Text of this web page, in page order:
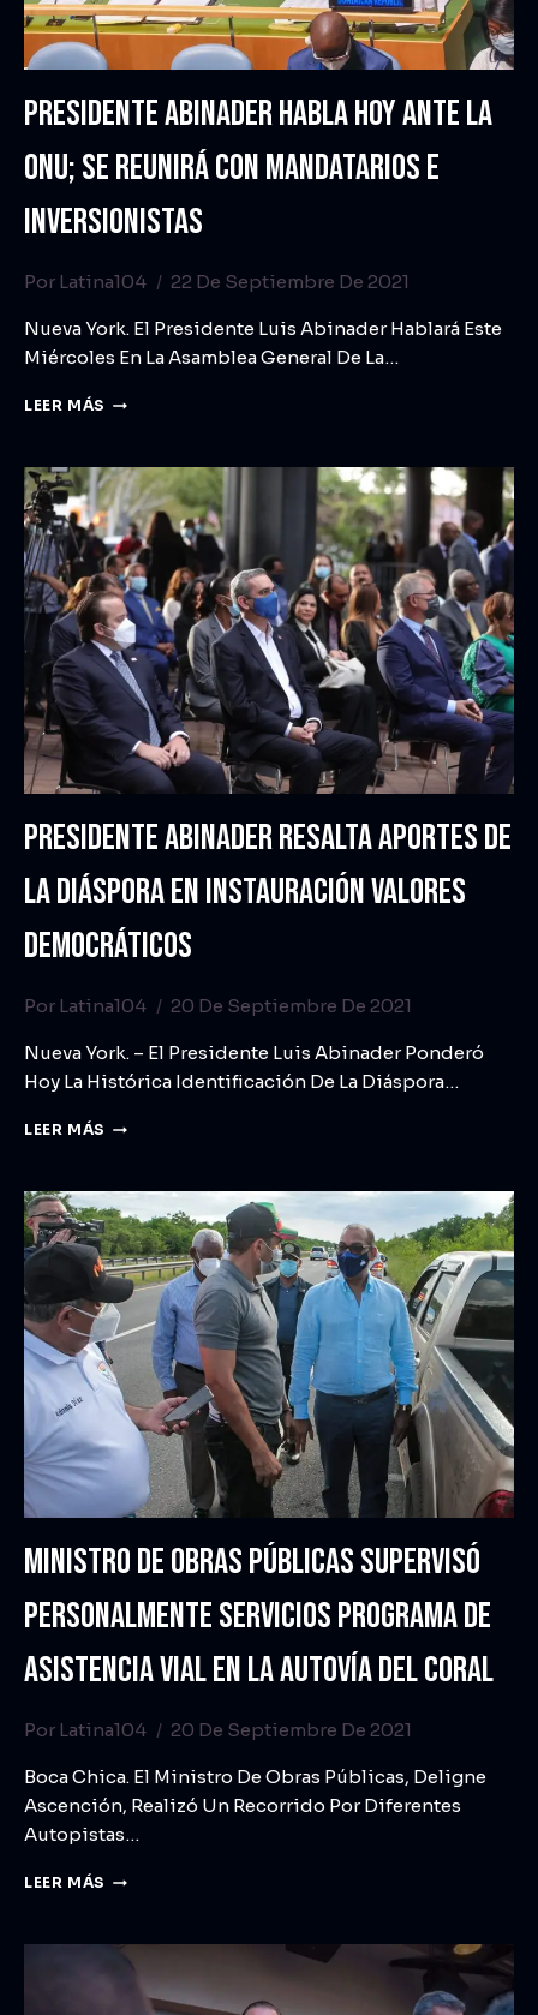
PRESIDENTE ABINADER HABLA HOY ANTE LA
ONU; SE REUNIRÁ CON MANDATARIOS E
INVERSIONISTAS
Por Latina104 22 De Septiembre De 2021
Nueva York. El Presidente Luis Abinader Hablará Este
Miércoles En La Asamblea General De La…
LEER MÁS
PRESIDENTE ABINADER RESALTA APORTES DE
LA DIÁSPORA EN INSTAURACIÓN VALORES
DEMOCRÁTICOS
Por Latina104 20 De Septiembre De 2021
Nueva York. – El Presidente Luis Abinader Ponderó
Hoy La Histórica Identificación De La Diáspora…
LEER MÁS
MINISTRO DE OBRAS PÚBLICAS SUPERVISÓ
PERSONALMENTE SERVICIOS PROGRAMA DE
ASISTENCIA VIAL EN LA AUTOVÍA DEL CORAL
Por Latina104 20 De Septiembre De 2021
Boca Chica. El Ministro De Obras Públicas, Deligne
Ascención, Realizó Un Recorrido Por Diferentes
Autopistas…
LEER MÁS